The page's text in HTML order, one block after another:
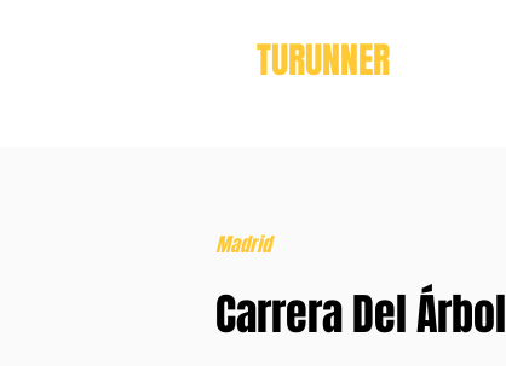
TURUNNER
Madrid
Carrera Del Árbol